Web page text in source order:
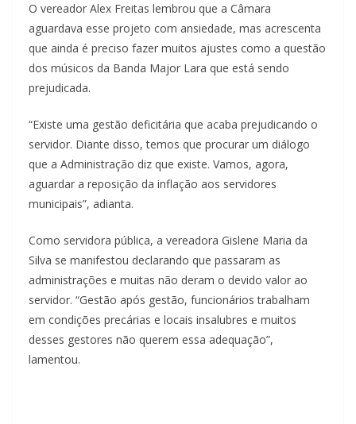
O vereador Alex Freitas lembrou que a Câmara
aguardava esse projeto com ansiedade, mas acrescenta
que ainda é preciso fazer muitos ajustes como a questão
dos músicos da Banda Major Lara que está sendo
prejudicada.
“Existe uma gestão deficitária que acaba prejudicando o
servidor. Diante disso, temos que procurar um diálogo
que a Administração diz que existe. Vamos, agora,
aguardar a reposição da inflação aos servidores
municipais”, adianta.
Como servidora pública, a vereadora Gislene Maria da
Silva se manifestou declarando que passaram as
administrações e muitas não deram o devido valor ao
servidor. “Gestão após gestão, funcionários trabalham
em condições precárias e locais insalubres e muitos
desses gestores não querem essa adequação”,
lamentou.